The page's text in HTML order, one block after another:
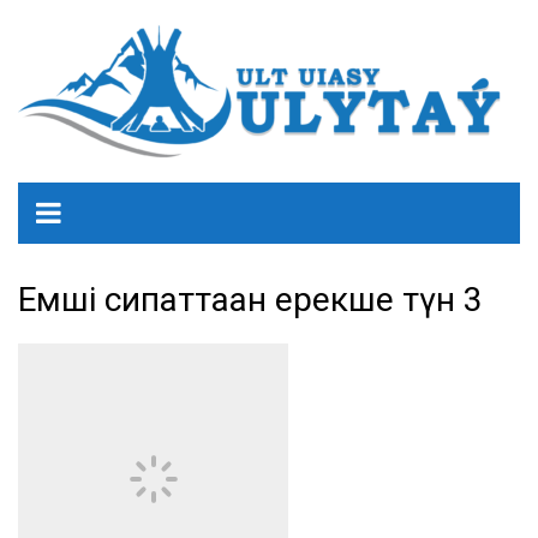
Емші сипаттаған ерекше түн 3